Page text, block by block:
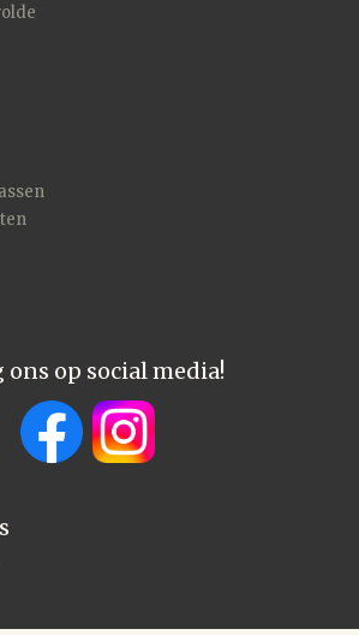
ons op social media!